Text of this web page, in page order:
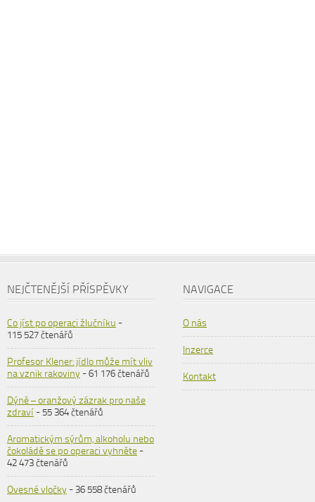
NEJČTENĚJŠÍ PŘÍSPĚVKY
Co jíst po operaci žlučníku -
115 527 čtenářů
Profesor Klener: jídlo může mít vliv
na vznik rakoviny- 61 176 čtenářů
Dýně – oranžový zázrak pro naše
zdraví- 55 364 čtenářů
Aromatickým sýrům, alkoholu nebo
čokoládě se po operaci vyhněte-
42 473 čtenářů
Ovesné vločky- 36 558 čtenářů
NAVIGACE
O nás
Inzerce
Kontakt